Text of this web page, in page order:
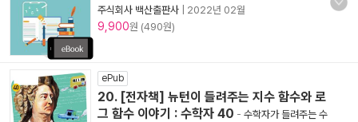
주식회사 백산출판사
2022년 02월
9,900원 (490원)
ePub
20. [전자책] 뉴턴이 들려주는 지수 함수와 로
그 함수 이야기 : 수학자 40 - 수학자가 들려주는 수